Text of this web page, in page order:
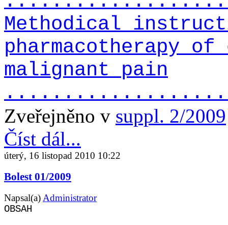
Methodical
pharmacotherapy
malignant pain
Zveřejněno v suppl. 2/2009
Číst dál...
úterý, 16 listopad 2010 10:22
Bolest 01/2009
Napsal(a) Administrator
OBSAH